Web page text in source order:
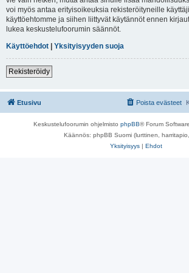
voi myös antaa erityisoikeuksia rekisteröityneille
käyttöehtomme ja siihen liittyvät käytännöt ennen
lukea keskustelufoorumin säännöt.
Käyttöehdot | Yksityisyyden suoja
Rekisteröidy
Etusivu Poista evästeet
Keskustelufoorumin ohjelmisto phpBB® Forum
Käännös: phpBB Suomi (lurttinen,
Yksityisyys | Ehdot